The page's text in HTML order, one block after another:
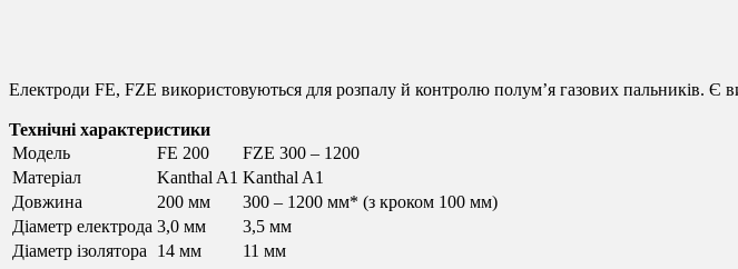
Електроди FE, FZE використовуються для розпалу й контролю полум’я газових пальників. Є
Технічні характеристики
Модель
FE 200
FZE 300 – 1200
Матеріал
Kanthal A1 Kanthal A1
Довжина
200 мм
300 – 1200 мм* (з кроком 100 мм)
Діаметр електрода 3,0 мм
3,5 мм
Діаметр ізолятора
14 мм 11 мм